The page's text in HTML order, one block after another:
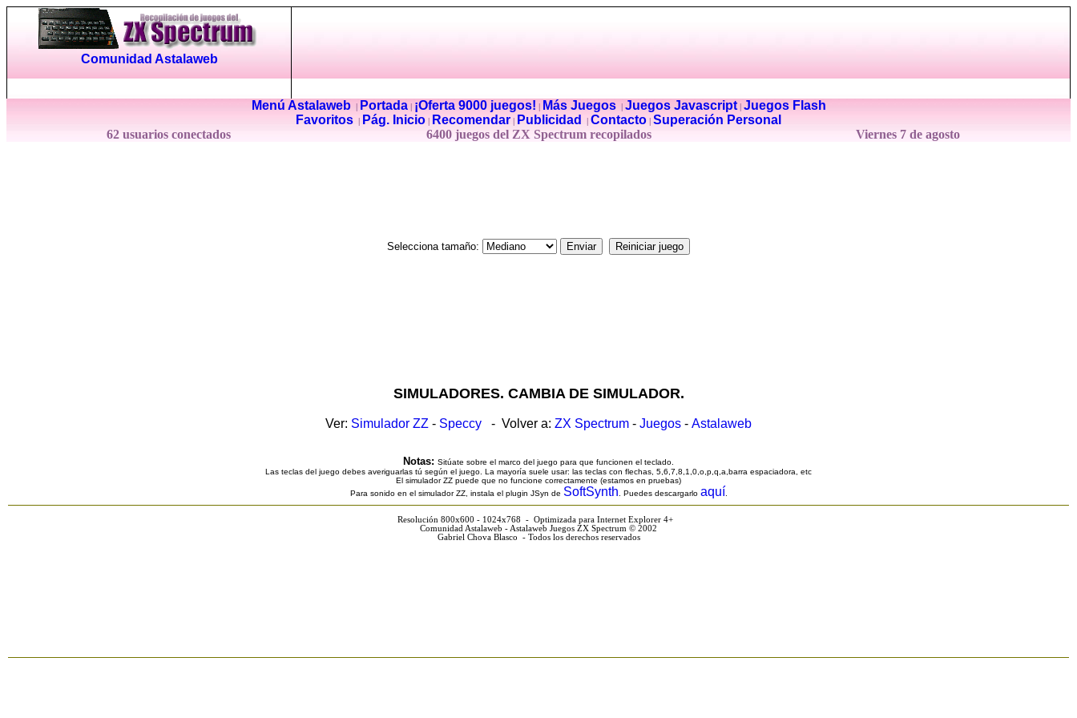
Comunidad Astalaweb
Menú Astalaweb| Portada| ¡Oferta 9000 juegos! Más Juegos| Juegos Javascript| Juegos Flash
Favoritos
Pág. Inicio Recomendar Publicidad Contacto Superación Personal
62 usuarios conectados
6400 juegos del ZX Spectrum recopilados Viernes 7 de agosto
Selecciona tamaño:
SIMULADORES. CAMBIA DE SIMULADOR.
Ver: Simulador ZZ - Speccy - Volver a: ZX Spectrum - Juegos - Astalaweb
Notas: Sitúate sobre el marco del juego para que funcionen el teclado.
Las teclas del juego debes averiguarlas tú según el juego. La mayoría suele usar: las teclas con flechas, 5,6,7,8,1,0,o,p,q,a,barra espaciadora, etc
El simulador ZZ puede que no funcione correctamente (estamos en pruebas)
Para sonido en el simulador ZZ, instala el plugin JSyn de SoftSynth . Puedes descargarlo aquí
Resolución 800x600 - 1024x768 - Optimizada para Internet Explorer 4+
Comunidad Astalaweb - Astalaweb Juegos ZX Spectrum © 2002
Gabriel Chova Blasco - Todos los derechos reservados